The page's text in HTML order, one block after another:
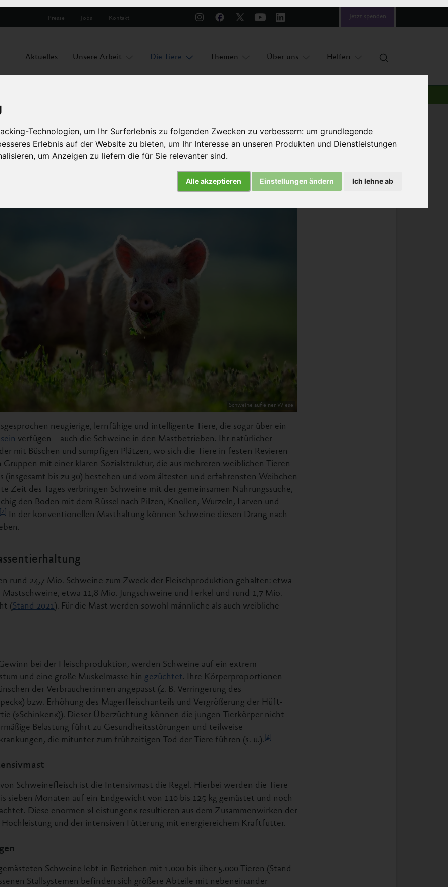
Erlebnis auf der Website zu bieten, um Ihr Interesse an unseren Produkten und Dienstleistungen
,um Anzeigen zu liefern die für Sie relevanter sind.
Alle akzeptieren Einstellungen ändern
Schweine auf einer Wiese
neugierige, lernfähige und intelligente Tiere, die sogar über ein
verfügen – auch die Schweine in den Mastbetrieben. Ihr natürlicher
mit Büschen und sumpfigen Plätzen, wo sich die Tiere in festen Revieren
Gruppen mit einer klaren Sozialstruktur, die aus mehreren weiblichen Tieren
(insgesamt bis zu 30) bestehen und vom ältesten und erfahrensten Weibchen
Zeit des Tages verbringen Schweine mit der gemeinsamen Nahrungssuche,
den Boden mit dem Rüssel nach Pilzen, Knollen, Wurzeln, Larven und
[2]
In der konventionellen Masthaltung können Schweine diesen Drang nach
rund 24,7 Mio. Schweine zum Zweck der Fleischproduktion gehalten: etwa
etwa 11,8 Mio. Jungschweine und Ferkel und rund 1,7 Mio.
(Stand 2021). Für die Mast werden sowohl männliche als auch weibliche
bei der Fleischproduktion, werden Schweine auf ein extrem
und eine große Muskelmasse hin gezüchtet. Ihre Körperproportionen
der Verbraucher:innen angepasst (z. B. Verringerung des
bzw. Erhöhung des Magerfleischanteils und Vergrößerung der Hüft-
(»Schinken«)). Dieser Überzüchtung können die jungen Tierkörper nicht
Belastung führt zu Gesundheitsstörungen und teilweise
die mitunter zum frühzeitigen Tod der Tiere führen (s. u.). [4]
Schweinefleisch ist die Intensivmast die Regel. Hierbei werden die Tiere
sieben Monaten auf ein Endgewicht von 110 bis 125 kg gemästet und noch
Diese enormen »Leistungen« resultieren aus dem Zusammenwirken der
und der intensiven Fütterung mit energiereichem Kraftfutter.
Schweine lebt in Betrieben mit 1.000 bis über 5.000 Tieren (Stand
Stallsystemen befinden sich größere Abteile mit nebeneinander